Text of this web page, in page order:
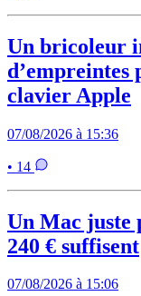
Un bricoleur
d’empreintes
clavier Apple
07/08/2026 à 15:36
• 14
Un Mac juste
240 € suffisent
07/08/2026 à 15:06